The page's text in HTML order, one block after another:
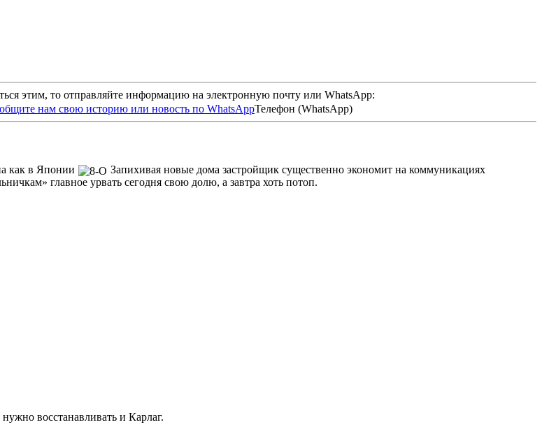
этим, то отправляйте информацию на электронную почту или WhatsApp:
Телефон (WhatsApp)
как в Японии
Запихивая новые дома застройщик существенно экономит на коммуникациях
главное урвать сегодня свою долю, а завтра хоть потоп.
восстанавливать и Карлаг.